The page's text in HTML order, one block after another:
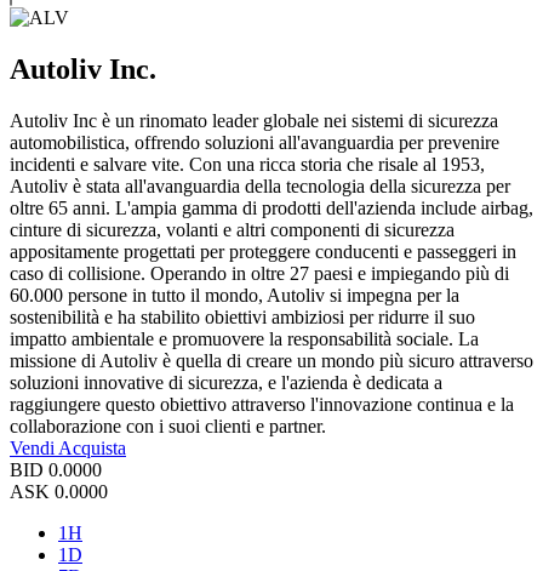
Autoliv Inc.
Autoliv Inc è un rinomato leader globale nei sistemi di sicurezza
automobilistica, offrendo soluzioni all'avanguardia per prevenire
incidenti e salvare vite. Con una ricca storia che risale al 1953,
Autoliv è stata all'avanguardia della tecnologia della sicurezza per
oltre 65 anni. L'ampia gamma di prodotti dell'azienda include airbag,
cinture di sicurezza, volanti e altri componenti di sicurezza
appositamente progettati per proteggere conducenti e passeggeri in
caso di collisione. Operando in oltre 27 paesi e impiegando più di
60.000 persone in tutto il mondo, Autoliv si impegna per la
sostenibilità e ha stabilito obiettivi ambiziosi per ridurre il suo
impatto ambientale e promuovere la responsabilità sociale. La
missione di Autoliv è quella di creare un mondo più sicuro attraverso
soluzioni innovative di sicurezza, e l'azienda è dedicata a
raggiungere questo obiettivo attraverso l'innovazione continua e la
collaborazione con i suoi clienti e partner.
Vendi Acquista
BID 0.0000
ASK 0.0000
1H
1D